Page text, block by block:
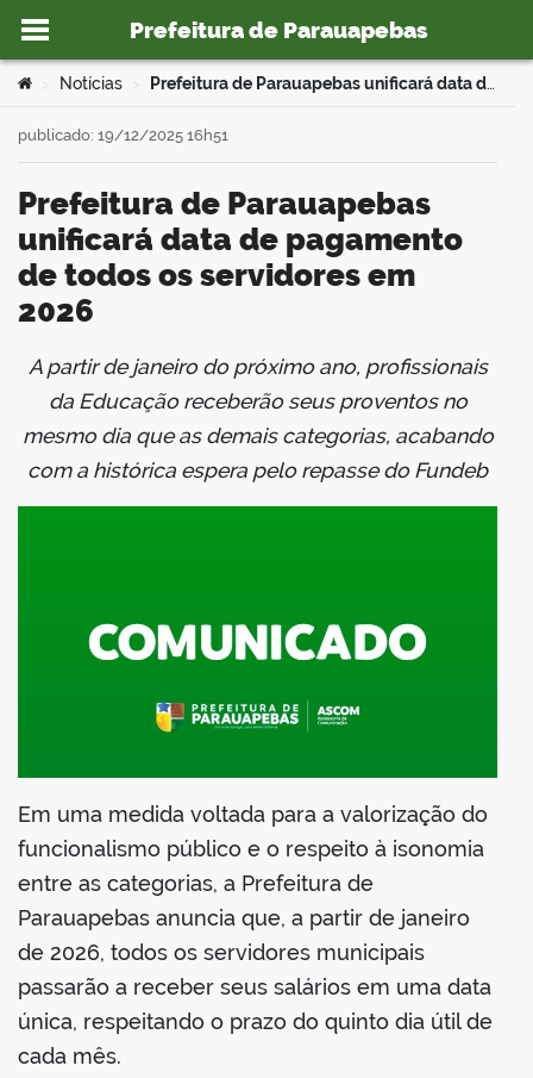
Ir para o conteúdo
Prefeitura de Parauapebas
portal
Você está aqui:
Notícias Prefeitura de Parauapebas unificará data de pagamento de todos os servidores em 2026
Prefeitura de Parauapebas
unificará data de pagamento
de todos os servidores em
2026
publicado: 19/12/2025 16h51
A partir de janeiro do próximo ano, profissionais
da Educação receberão seus proventos no
mesmo dia que as demais categorias, acabando
com a histórica espera pelo repasse do Fundeb
Em uma medida voltada para a valorização do
funcionalismo público e o respeito à isonomia
entre as categorias, a Prefeitura de
Parauapebas anuncia que, a partir de janeiro
de 2026, todos os servidores municipais
passarão a receber seus salários em uma data
única, respeitando o prazo do quinto dia útil de
cada mês.